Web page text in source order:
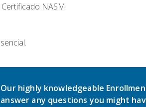
NASM:
Our highly knowledgeable
answer any questions you might